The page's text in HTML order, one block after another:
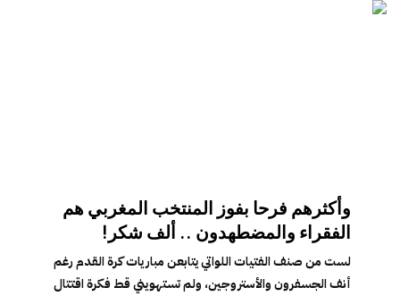
وأكثرهم فرحا بفوز المنتخب المغربي هم
الفقراء والمضطهدون .. ألف شكر!
لست من صنف الفتيات اللواتي يتابعن مباريات كرة القدم رغم
أنف الجسفرون والأستروجين، ولم تستهويني قط فكرة اقتتال